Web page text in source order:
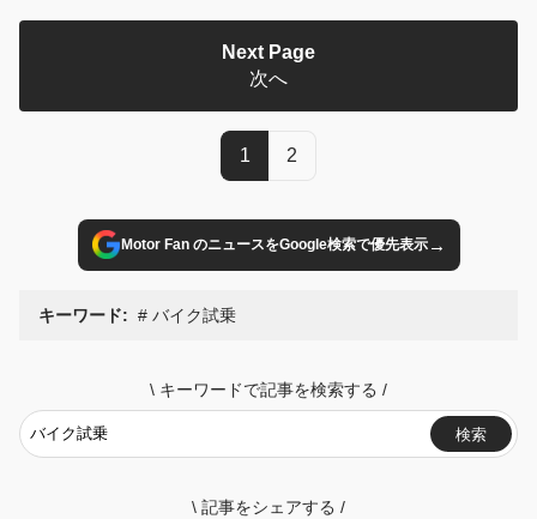
Next Page
次へ
1 2
Motor Fan のニュースをGoogle検索で優先表示→
キーワード: バイク試乗
\ キーワードで記事を検索する /
検索
\ 記事をシェアする /